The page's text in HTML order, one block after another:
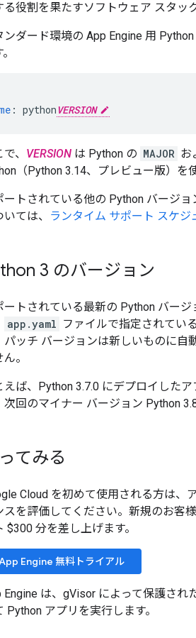
る役割を果たすソフトウェア スタック
ンダード環境の App Engine 用 Python
: pythonVERSION
、 VERSION は Python の MAJOR お
（Python 3.14、プレビュー版）を
ートされている他の Python バージ
いては、
ランタイム サポート スケジ
3 のバージョン
ートされている最新の Python バー
app.yaml ファイルで指定されてい
パッチ バージョンは新しいものに自
。
えば、Python 3.7.0 にデプロイした
次回のマイナー バージョン Python
てみる
Cloud を初めて使用される方は、
スを評価してください。新規のお客
$300 分を差し上げます。
Engine 無料トライアル
Engine は、gVisor によって保護され
Python アプリを実行します。